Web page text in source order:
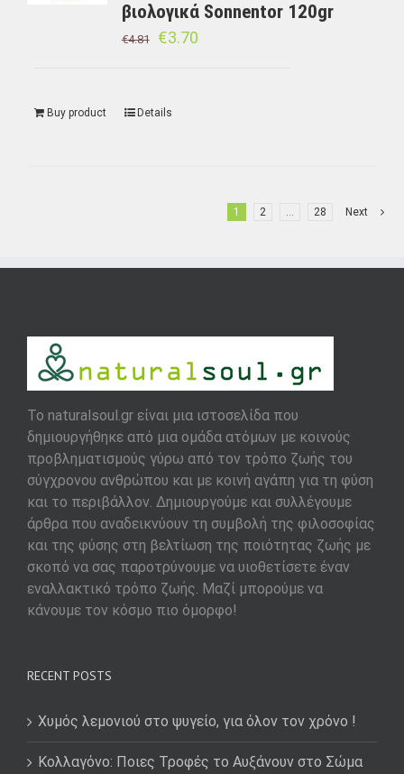
βιολογικά Sonnentor 120gr
€4.81 €3.70
Buy product Details
1 2 … 28 Next
To naturalsoul.gr είναι μια ιστοσελίδα που
δημιουργήθηκε από μια ομάδα ατόμων με κοινούς
προβληματισμούς γύρω από τον τρόπο ζωής του
σύγχρονου ανθρώπου και με κοινή αγάπη για τη φύση
και το περιβάλλον. Δημιουργούμε και συλλέγουμε
άρθρα που αναδεικνύουν τη συμβολή της φιλοσοφίας
και της φύσης στη βελτίωση της ποιότητας ζωής με
σκοπό να σας παροτρύνουμε να υιοθετίσετε έναν
εναλλακτικό τρόπο ζωής. Μαζί μπορούμε να
κάνουμε τον κόσμο πιο όμορφο!
RECENT POSTS
Χυμός λεμονιού στο ψυγείο, για όλον τον χρόνο !
Κολλαγόνο: Ποιες Τροφές το Αυξάνουν στο Σώμα